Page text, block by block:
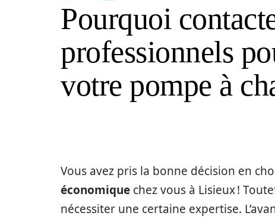
Pourquoi
professionnels
votre pompe à
Vous avez pris la bonne décision en
économique chez vous à Lisieux !
nécessiter une certaine expertise.